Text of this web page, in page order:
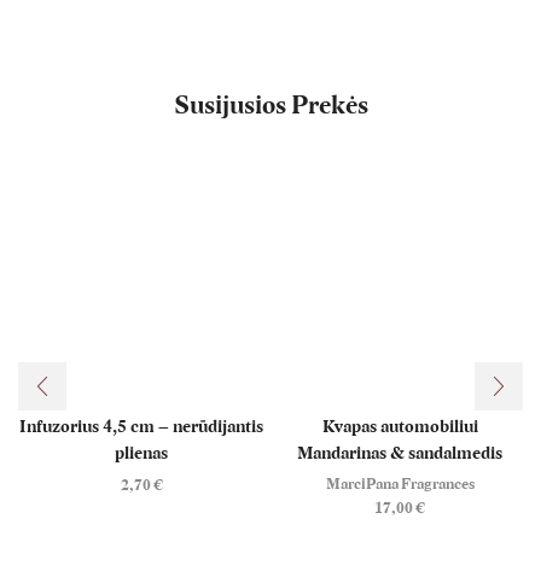
Susijusios Prekės
Infuzorius 4,5 cm – nerūdijantis
plienas
2,70€
Kvapas automobiliui
Mandarinas & sandalmedis
MarciPana Fragrances
17,00€